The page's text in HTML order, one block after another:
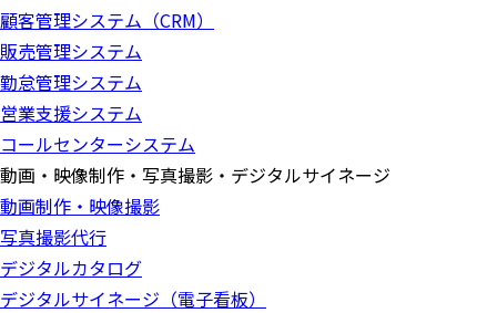
顧客管理システム（CRM）
販売管理システム
勤怠管理システム
営業支援システム
コールセンターシステム
動画・映像制作・写真撮影・デジタルサイネージ
動画制作・映像撮影
写真撮影代行
デジタルカタログ
デジタルサイネージ（電子看板）